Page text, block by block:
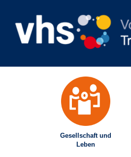
Gesellschaft und
Leben